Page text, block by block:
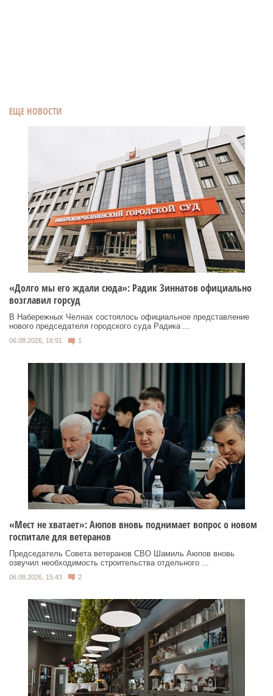
ЕЩЕ НОВОСТИ
«Долго мы его ждали сюда»: Радик Зиннатов официально
возглавил горсуд
В Набережных Челнах состоялось официальное представление
нового председателя городского суда Радика ...
06.08.2026, 16:51 1
«Мест не хватает»: Аюпов вновь поднимает вопрос о новом
госпитале для ветеранов
Председатель Совета ветеранов СВО Шамиль Аюпов вновь
озвучил необходимость строительства отдельного ...
06.08.2026, 15:43 2